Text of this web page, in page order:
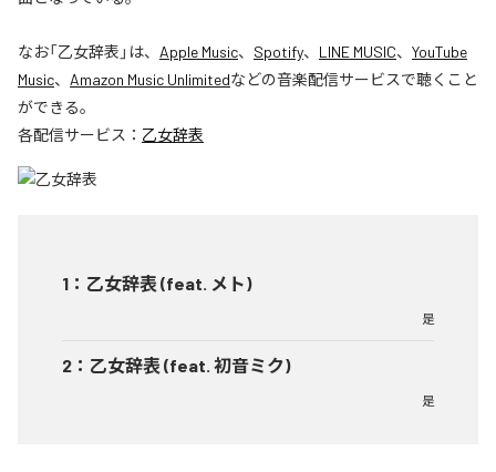
なお「乙女辞表 」は、 Apple Music、 Spotify、 LINE MUSIC、 YouTube
Music、 Amazon Music Unlimitedなどの音楽配信サービスで聴くこと
ができる。
各配信サービス： 乙女辞表
1 ： 乙女辞表 (feat. メト)
是
2 ： 乙女辞表 (feat. 初音ミク)
是